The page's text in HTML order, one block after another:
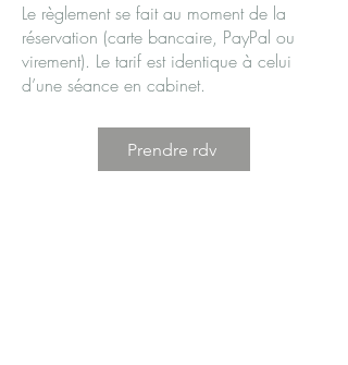
Le règlement se fait au moment de la
réservation (carte bancaire, PayPal ou
virement). Le tarif est identique à celui
d’une séance en cabinet.
Prendre rdv